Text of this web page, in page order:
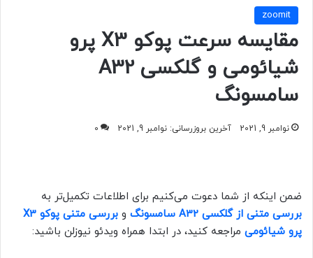
zoomit
مقایسه سرعت پوکو X3 پرو
شیائومی و گلکسی A32
سامسونگ
نوامبر 9, 2021 آخرین بروزرسانی: نوامبر 9, 2021 0
ضمن اینکه از شما دعوت می‌کنیم برای اطلاعات تکمیل‌تر به
بررسی متنی از گلکسی A32 سامسونگ
و بررسی متنی
پوکو X3
پرو شیائومی مراجعه کنید، در ابتدا همراه ویدئو نیوزلن باشید: